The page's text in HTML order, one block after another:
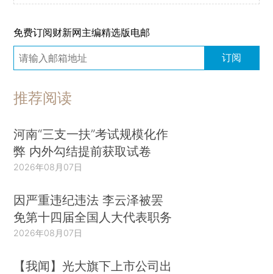
免费订阅财新网主编精选版电邮
订阅
推荐阅读
河南“三支一扶”考试规模化作
弊 内外勾结提前获取试卷
2026年08月07日
因严重违纪违法 李云泽被罢
免第十四届全国人大代表职务
2026年08月07日
【我闻】光大旗下上市公司出